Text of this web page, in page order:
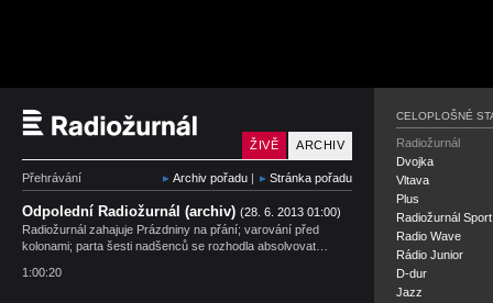
Český rozhlas
ARCHIV
ŽIVĚ
Přehrávání Archiv pořadu | Stránka pořadu
Odpolední Radiožurnál (archiv) (28. 6. 2013 01:00)
Radiožurnál zahajuje Prázdniny na přání; varování před
kolonami; parta šesti nadšenců se rozhodla absolvovat…
1:00:20
CELOPLOŠNÉ
Radiožurnál
Dvojka
Vltava
Plus
Radiožurnál Sport
Radio Wave
Rádio Junior
D-dur
Jazz